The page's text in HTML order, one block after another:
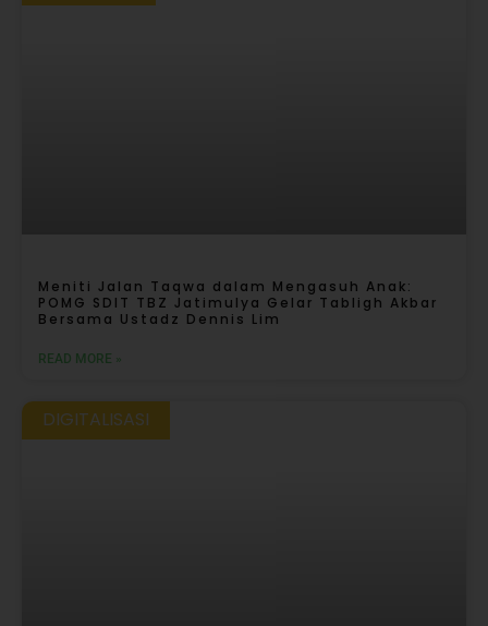
Meniti Jalan Taqwa dalam Mengasuh Anak:
POMG SDIT TBZ Jatimulya Gelar Tabligh Akbar
Bersama Ustadz Dennis Lim
READ MORE »
DIGITALISASI